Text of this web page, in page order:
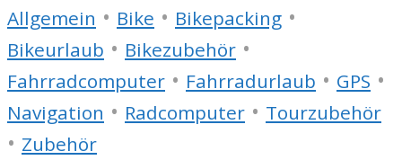
Allgemein • Bike • Bikepacking •
Bikeurlaub • Bikezubehör •
Fahrradcomputer • Fahrradurlaub • GPS •
Navigation • Radcomputer • Tourzubehör
• Zubehör